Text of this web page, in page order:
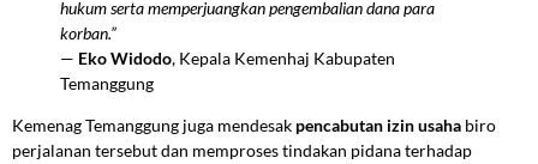
hukum serta memperjuangkan pengembalian dana para
korban.”
— Eko Widodo, Kepala Kemenhaj Kabupaten
Temanggung
Kemenag Temanggung juga mendesak pencabutan izin usaha biro
perjalanan tersebut dan memproses tindakan pidana terhadap